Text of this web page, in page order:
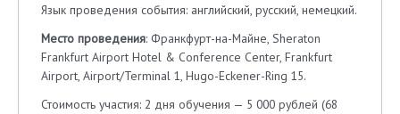
Язык проведения события: английский, русский, немецкий.
Место проведения: Франкфурт-на-Майне, Sheraton
Frankfurt Airport Hotel & Conference Center, Frankfurt
Airport, Airport/Terminal 1, Hugo-Eckener-Ring 15.
Стоимость участия: 2 дня обучения — 5 000 рублей (68